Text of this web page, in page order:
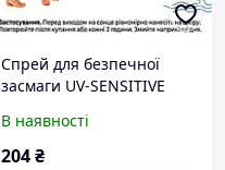
Cпрей для безпечної
засмаги UV-SENSITIVE
В наявності
204₴